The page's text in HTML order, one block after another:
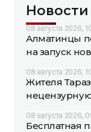
08 августа 2026,
Алматинцы
на запуск
08 августа 2026,
Жителя
08 августа 2026,
Бесплатная